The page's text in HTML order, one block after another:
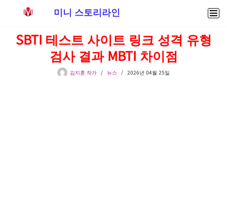
미니 스토리라인
SBTI 테스트 사이트 링크 성격 유형
검사 결과 MBTI 차이점
김지훈 작가 뉴스 2026년 04월 25일